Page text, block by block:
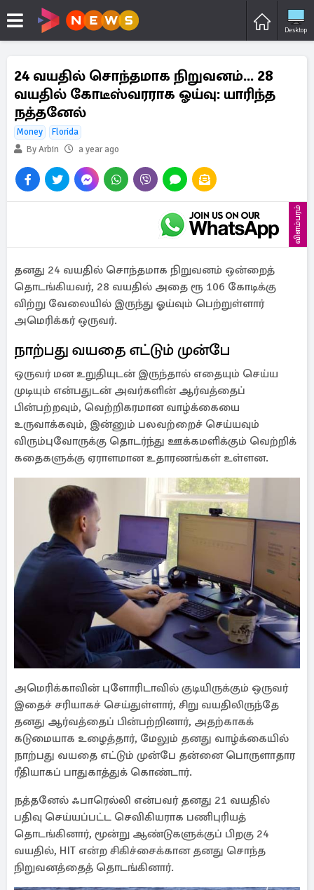
Desktop
24 வயதில் சொந்தமாக நிறுவனம்... 28
வயதில் கோடீஸ்வரராக ஓய்வு: யாரிந்த
நத்தனேல்
Money
Florida
By Arbin
a year ago
விளம்பரம்
தனது 24 வயதில் சொந்தமாக நிறுவனம் ஒன்றைத்
தொடங்கியவர், 28 வயதில் அதை ரூ 106 கோடிக்கு
விற்று வேலையில் இருந்து ஓய்வும் பெற்றுள்ளார்
அமெரிக்கர் ஒருவர்.
நாற்பது வயதை எட்டும் முன்பே
ஒருவர் மன உறுதியுடன் இருந்தால் எதையும் செய்ய
முடியும் என்பதுடன் அவர்களின் ஆர்வத்தைப்
பின்பற்றவும், வெற்றிகரமான வாழ்க்கையை
உருவாக்கவும், இன்னும் பலவற்றைச் செய்யவும்
விரும்புவோருக்கு தொடர்ந்து ஊக்கமளிக்கும் வெற்றிக்
கதைகளுக்கு ஏராளமான உதாரணங்கள் உள்ளன.
அமெரிக்காவின் புளோரிடாவில் குடியிருக்கும் ஒருவர்
இதைச் சரியாகச் செய்துள்ளார், சிறு வயதிலிருந்தே
தனது ஆர்வத்தைப் பின்பற்றினார், அதற்காகக்
கடுமையாக உழைத்தார், மேலும் தனது வாழ்க்கையில்
நாற்பது வயதை எட்டும் முன்பே தன்னை பொருளாதார
ரீதியாகப் பாதுகாத்துக் கொண்டார்.
நத்தனேல் ஃபாரெல்லி என்பவர் தனது 21 வயதில்
பதிவு செய்யப்பட்ட செவிகியராக பணிபுரியத்
தொடங்கினார், மூன்று ஆண்டுகளுக்குப் பிறகு 24
வயதில், HIT என்ற சிகிச்சைக்கான தனது சொந்த
நிறுவனத்தைத் தொடங்கினார்.